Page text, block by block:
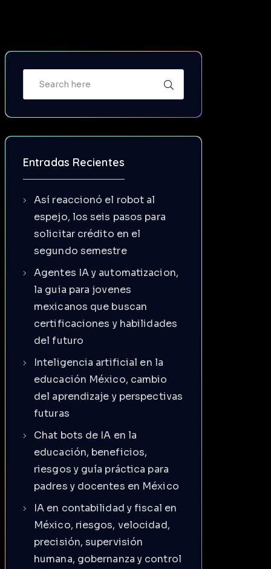
Entradas Recientes
Así reaccionó el robot al
espejo, los seis pasos para
solicitar crédito en el
segundo semestre
Agentes IA y automatizacion,
la guia para jovenes
mexicanos que buscan
certificaciones y habilidades
del futuro
Inteligencia artificial en la
educación México, cambio
del aprendizaje y perspectivas
futuras
Chat bots de IA en la
educación, beneficios,
riesgos y guía práctica para
padres y docentes en México
IA en contabilidad y fiscal en
México, riesgos, velocidad,
precisión, supervisión
humana, gobernanza y control